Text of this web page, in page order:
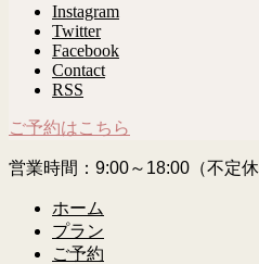
Instagram
Twitter
Facebook
Contact
RSS
ご予約はこちら
営業時間：9:00～18:00（不定休
ホーム
プラン
ご予約